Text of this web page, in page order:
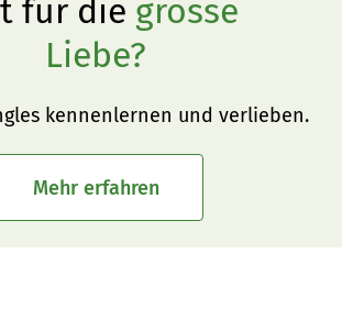
für die grosse
Liebe?
kennenlernen und verlieben.
Mehr erfahren